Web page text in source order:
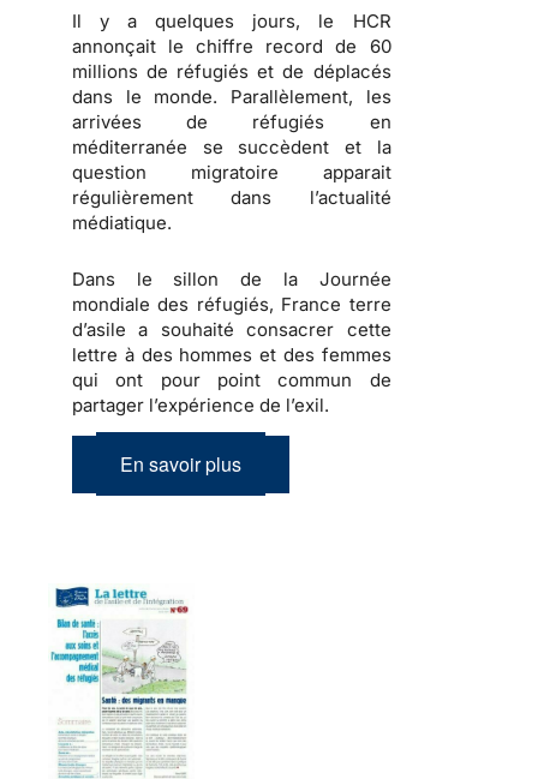
Il y a quelques jours, le HCR
annonçait le chiffre record de 60
millions de réfugiés et de déplacés
dans le monde. Parallèlement, les
arrivées de réfugiés en
méditerranée se succèdent et la
question migratoire apparait
régulièrement dans l’actualité
médiatique.
Dans le sillon de la Journée
mondiale des réfugiés, France terre
d’asile a souhaité consacrer cette
lettre à des hommes et des femmes
qui ont pour point commun de
partager l’expérience de l’exil.
En savoir plus